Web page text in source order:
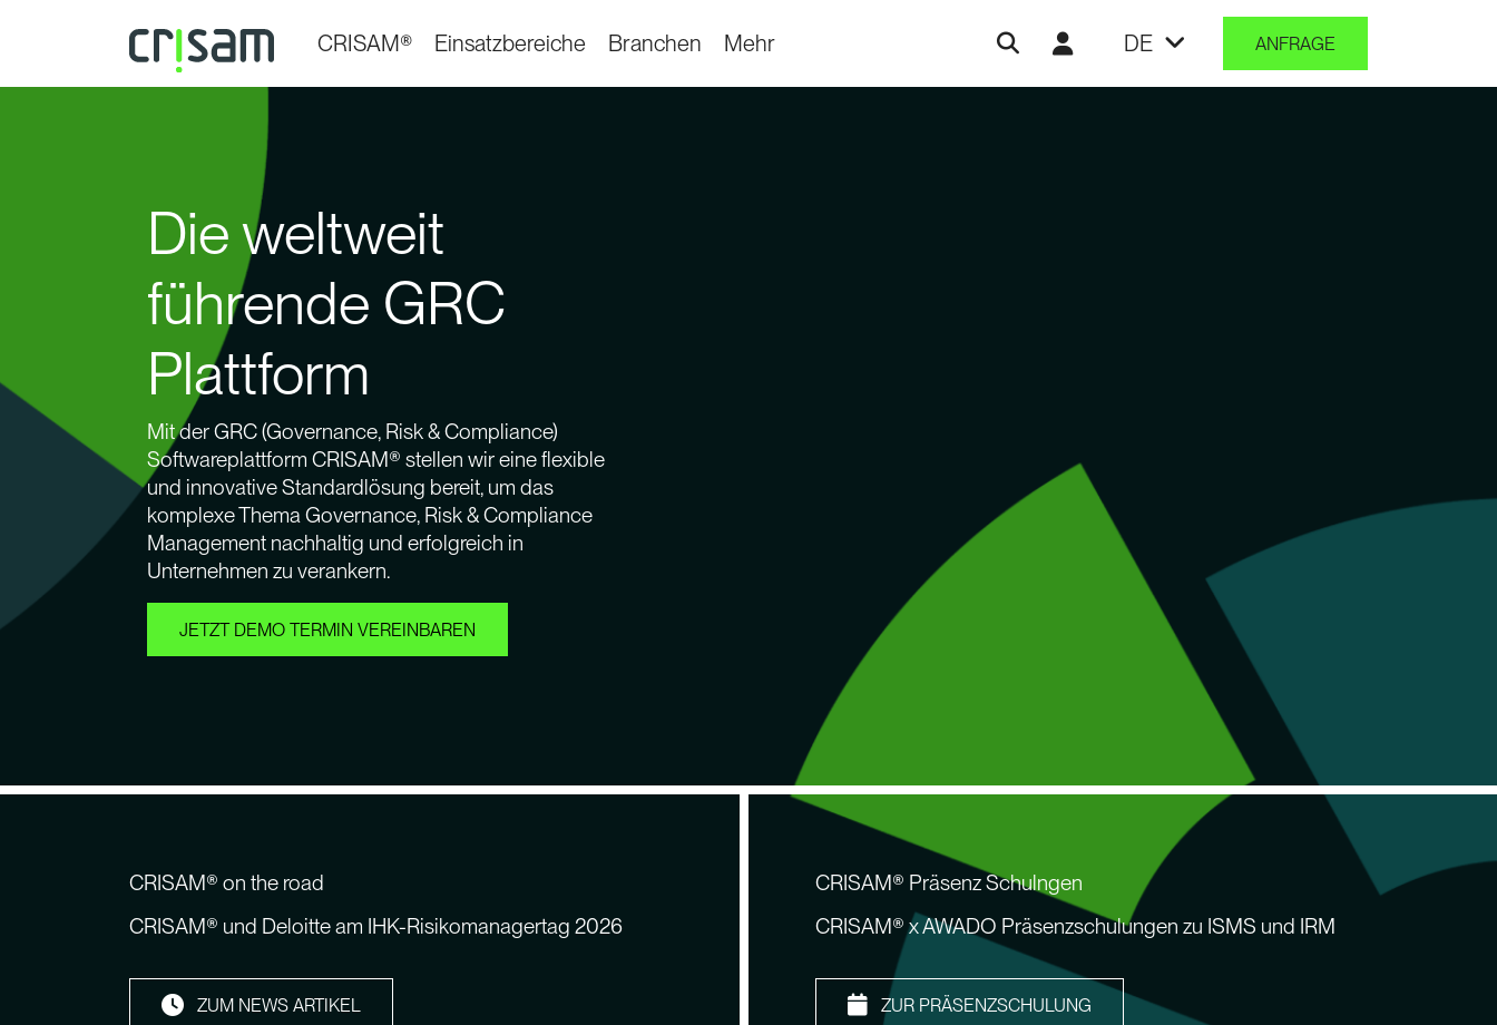
CRISAM® Einsatzbereiche Branchen Mehr DE ANFRAGE
Die weltweit
führende GRC
Plattform
Mit der GRC (Governance, Risk & Compliance)
Softwareplattform CRISAM® stellen wir eine flexible
und innovative Standardlösung bereit, um das
komplexe Thema Governance, Risk & Compliance
Management nachhaltig und erfolgreich in
Unternehmen zu verankern.
JETZT DEMO TERMIN VEREINBAREN
CRISAM® on the road
CRISAM® und Deloitte am IHK-Risikomanagertag 2026
ZUM NEWS ARTIKEL
CRISAM® Präsenz Schulngen
CRISAM® x AWADO Präsenzschulungen zu ISMS und IRM
ZUR PRÄSENZSCHULUNG